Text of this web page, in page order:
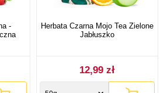
-
Herbata Czarna Mojo Tea Zielone
Jabłuszko
12,99 zł